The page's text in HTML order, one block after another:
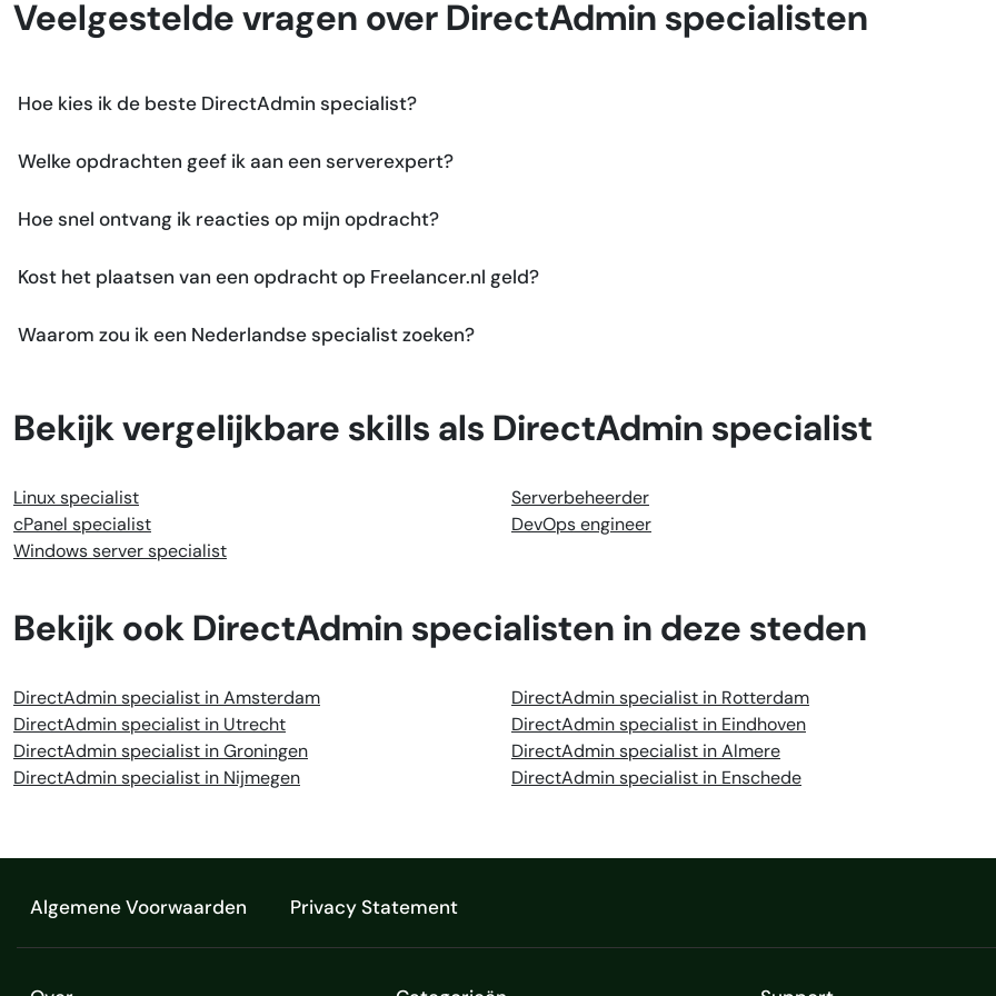
Veelgestelde vragen over DirectAdmin specialisten
Hoe kies ik de beste DirectAdmin specialist?
Welke opdrachten geef ik aan een serverexpert?
Hoe snel ontvang ik reacties op mijn opdracht?
Kost het plaatsen van een opdracht op Freelancer.nl geld?
Waarom zou ik een Nederlandse specialist zoeken?
Bekijk vergelijkbare skills als DirectAdmin specialist
Linux specialist Serverbeheerder
cPanel specialist
DevOps engineer
Windows server specialist
Bekijk ook DirectAdmin specialisten in deze steden
DirectAdmin specialist in Amsterdam DirectAdmin specialist in Rotterdam
DirectAdmin specialist in Utrecht
DirectAdmin specialist in Eindhoven
DirectAdmin specialist in Groningen
DirectAdmin specialist in Almere
DirectAdmin specialist in Nijmegen
DirectAdmin specialist in Enschede
Algemene Voorwaarden Privacy Statement